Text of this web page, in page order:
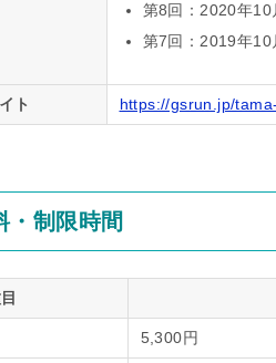
第8回：2020年10
第7回：2019年10
ト https://gsrun.jp/
・制限時間
5,300円